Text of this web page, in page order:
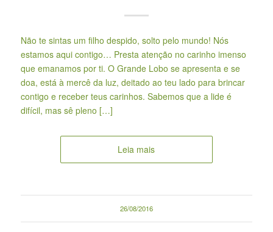
Não te sintas um filho despido, solto pelo mundo! Nós
estamos aqui contigo… Presta atenção no carinho imenso
que emanamos por ti. O Grande Lobo se apresenta e se
doa, está à mercê da luz, deitado ao teu lado para brincar
contigo e receber teus carinhos. Sabemos que a lide é
difícil, mas sê pleno […]
Leia mais
26/08/2016